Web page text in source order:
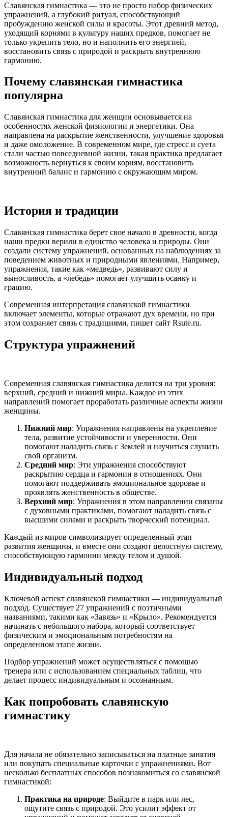
Славянская гимнастика — это не просто набор физических
упражнений, а глубокий ритуал, способствующий
пробуждению женской силы и красоты. Этот древний метод,
уходящий корнями в культуру наших предков, помогает не
только укрепить тело, но и наполнить его энергией,
восстановить связь с природой и раскрыть внутреннюю
гармонию.
Почему славянская гимнастика
популярна
Славянская гимнастика для женщин основывается на
особенностях женской физиологии и энергетики. Она
направлена на раскрытие женственности, улучшение здоровья
и даже омоложение. В современном мире, где стресс и суета
стали частью повседневной жизни, такая практика предлагает
возможность вернуться к своим корням, восстановить
внутренний баланс и гармонию с окружающим миром.
История и традиции
Славянская гимнастика берет свое начало в древности, когда
наши предки верили в единство человека и природы. Они
создали систему упражнений, основанных на наблюдениях за
поведением животных и природными явлениями. Например,
упражнения, такие как «медведь», развивают силу и
выносливость, а «лебедь» помогает улучшить осанку и
грацию.
Современная интерпретация славянской гимнастики
включает элементы, которые отражают дух времени, но при
этом сохраняет связь с традициями, пишет сайт Rsute.ru.
Структура упражнений
Современная славянская гимнастика делится на три уровня:
верхний, средний и нижний миры. Каждое из этих
направлений помогает проработать различные аспекты жизни
женщины.
Нижний мир: Упражнения направлены на укрепление
тела, развитие устойчивости и уверенности. Они
помогают наладить связь с Землей и научиться слушать
свой организм.
Средний мир: Эти упражнения способствуют
раскрытию сердца и гармонии в отношениях. Они
помогают поддерживать эмоциональное здоровье и
проявлять женственность в обществе.
Верхний мир: Упражнения в этом направлении связаны
с духовными практиками, помогают наладить связь с
высшими силами и раскрыть творческий потенциал.
Каждый из миров символизирует определенный этап
развития женщины, и вместе они создают целостную систему,
способствующую гармонии между телом и душой.
Индивидуальный подход
Ключевой аспект славянской гимнастики — индивидуальный
подход. Существует 27 упражнений с поэтичными
названиями, такими как «Завязь» и «Крыло». Рекомендуется
начинать с небольшого набора, который соответствует
физическим и эмоциональным потребностям на
определенном этапе жизни.
Подбор упражнений может осуществляться с помощью
тренера или с использованием специальных таблиц, что
делает процесс индивидуальным и осознанным.
Как попробовать славянскую
гимнастику
Для начала не обязательно записываться на платные занятия
или покупать специальные карточки с упражнениями. Вот
несколько бесплатных способов познакомиться со славянской
гимнастикой:
Практика на природе: Выйдите в парк или лес,
ощутите связь с природой. Это усилит эффект от